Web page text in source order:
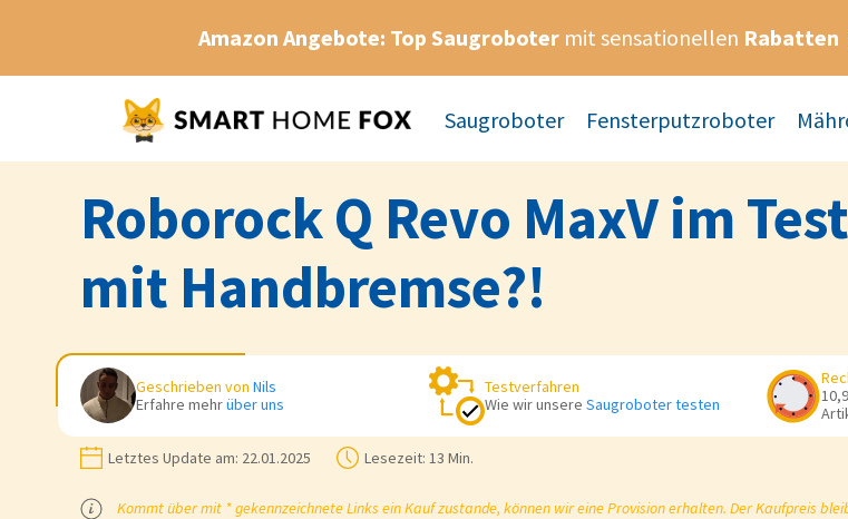
Amazon Angebote: Top Saugrobotermit sensationellen Rabatten
Saugroboter Fensterputzroboter
Roborock Q Revo MaxV im
mit Handbremse?!
Geschrieben von Nils
Erfahre mehrüber uns
Testverfahren
Wie wir unsere Saugroboter testen
Letztes Update am: 22.01.2025 Lesezeit: 13 Min.
Kommt über mit * gekennzeichnete Links ein Kauf zustande, können wir eine Provision erhalten. Der Kaufpreis